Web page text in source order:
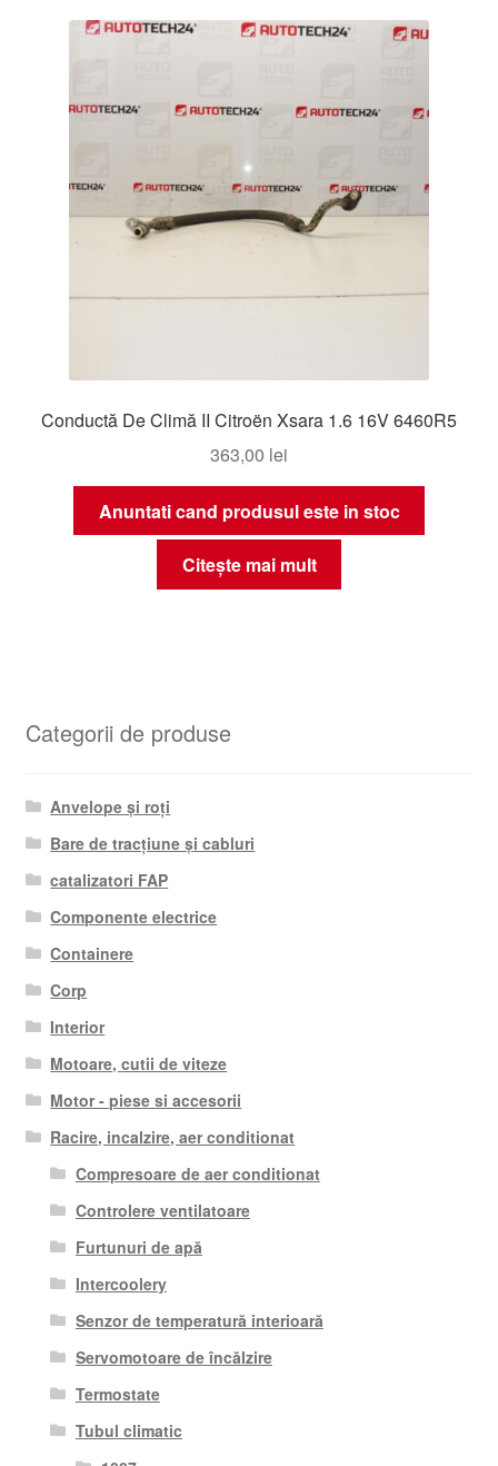
Conductă De Climă II Citroën Xsara 1.6 16V 6460R5
363,00 lei
Anuntati cand produsul este in stoc
Citește mai mult
Categorii de produse
Anvelope și roți
Bare de tracțiune și cabluri
catalizatori FAP
Componente electrice
Containere
Corp
Interior
Motoare, cutii de viteze
Motor - piese si accesorii
Racire, incalzire, aer conditionat
Compresoare de aer conditionat
Controlere ventilatoare
Furtunuri de apă
Intercoolery
Senzor de temperatură interioară
Servomotoare de încălzire
Termostate
Tubul climatic